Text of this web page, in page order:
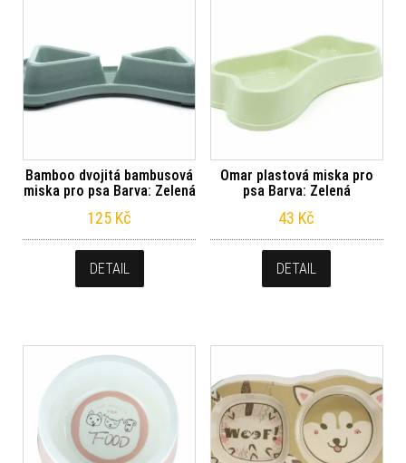
Bamboo dvojitá bambusová
miska pro psa Barva: Zelená
125 Kč
DETAIL
Omar plastová miska pro
psa Barva: Zelená
43 Kč
DETAIL